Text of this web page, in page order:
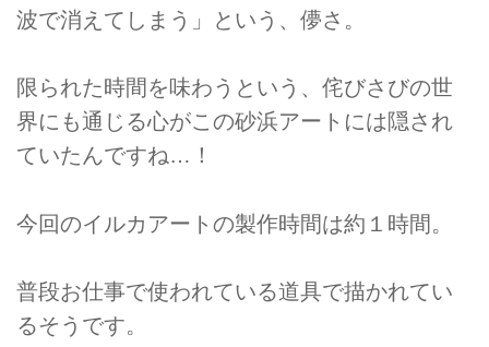
波で消えてしまう」という、儚さ。
限られた時間を味わうという、侘びさびの世
界にも通じる心がこの砂浜アートには隠され
ていたんですね…！
今回のイルカアートの製作時間は約１時間。
普段お仕事で使われている道具で描かれてい
るそうです。